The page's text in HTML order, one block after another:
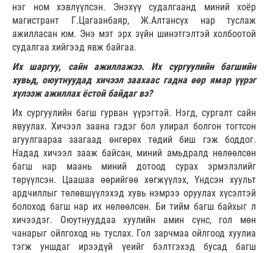
нэг ном хэвлүүлсэн. Энэхүү судалгаанд миний хоёр
магистрант Г.Цагаанбаяр, Ж.Алтансүх нар туслаж
ажилласан юм. Энэ мэт эрх зүйн шинэтгэлтэй холбоотой
судалгаа хийгээд явж байгаа.
Их шаргуу, сайн ажиллажээ. Их сургуулийн багшийн
хувьд, оюутнуудад хичээл заахаас гадна өөр ямар үүрэг
хүлээж ажиллах ёстой байдаг вэ?
Их сургуулийн багш гурван үүрэгтэй. Нэгд, сургалт сайн
явуулах. Хичээл заана гэдэг бол улирал болгон тогтсон
агуулгаараа заагаад өнгөрөх төдий биш гэж боддог.
Надад хичээл зааж байсан, миний амьдралд нөлөөлсөн
багш нар маань миний дотоод сурах эрмэлзлийг
төрүүлсэн. Цаашаа өөрийгөө хөгжүүлэх, Үндсэн хуульт
ардчиллыг төлөвшүүлэхэд хувь нэмрээ оруулах хүсэлтэй
болоход багш нар их нөлөөлсөн. Би тийм багш байхыг л
хичээдэг. Оюутнууддаа хуулийн амин сүнс, гол мөн
чанарыг ойлгоход нь туслах. Гол зарчмаа ойлгоод хуулиа
тэгж уншдаг ирээдүй үеийг бэлтгэхэд бусад багш